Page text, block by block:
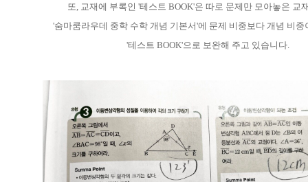
또, 교재에 부록인 '테스트 BOOK'은 따로 문제만 모아놓은 교
'숨마쿰라우데 중학 수학 개념 기본서'에 문제 비중보다 개념 비중
'테스트 BOOK'으로 보완해 주고 있습니다.